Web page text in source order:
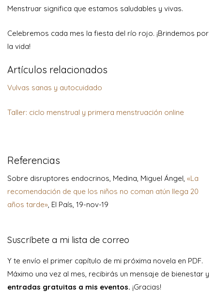
Menstruar significa que estamos saludables y vivas.
Celebremos cada mes la fiesta del río rojo. ¡Brindemos por
la vida!
Artículos relacionados
Vulvas sanas y autocuidado
Taller: ciclo menstrual y primera menstruación online
Referencias
Sobre disruptores endocrinos, Medina, Miguel Ángel, «La
recomendación de que los niños no coman atún llega 20
años tarde», El País, 19-nov-19
Suscríbete a mi lista de correo
Y te envío el primer capítulo de mi próxima novela en PDF.
Máximo una vez al mes, recibirás un mensaje de bienestar y
entradas gratuitas a mis eventos. ¡Gracias!